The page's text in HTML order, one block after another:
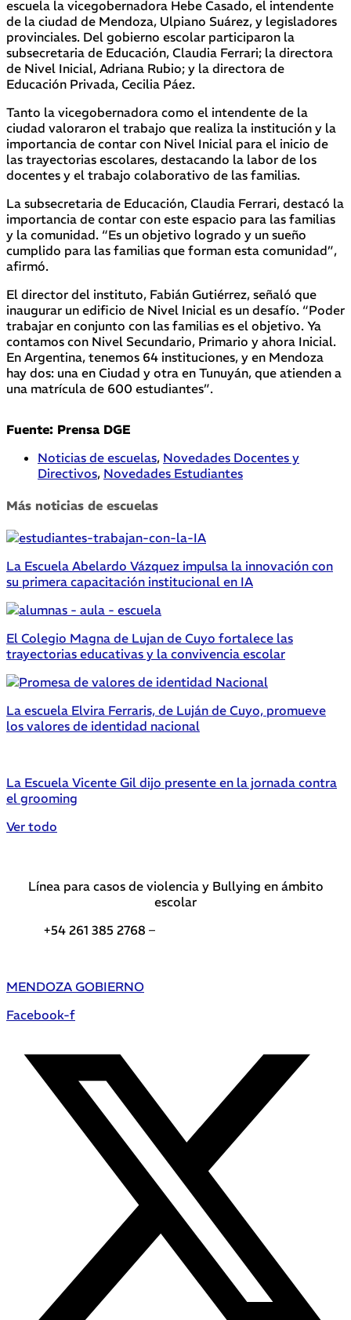
escuela la vicegobernadora Hebe Casado, el intendente
de la ciudad de Mendoza, Ulpiano Suárez, y legisladores
provinciales. Del gobierno escolar participaron la
subsecretaria de Educación, Claudia Ferrari; la directora
de Nivel Inicial, Adriana Rubio; y la directora de
Educación Privada, Cecilia Páez.
Tanto la vicegobernadora como el intendente de la
ciudad valoraron el trabajo que realiza la institución y la
importancia de contar con Nivel Inicial para el inicio de
las trayectorias escolares, destacando la labor de los
docentes y el trabajo colaborativo de las familias.
La subsecretaria de Educación, Claudia Ferrari, destacó la
importancia de contar con este espacio para las familias
y la comunidad. “Es un objetivo logrado y un sueño
cumplido para las familias que forman esta comunidad”,
afirmó.
El director del instituto, Fabián Gutiérrez, señaló que
inaugurar un edificio de Nivel Inicial es un desafío. “Poder
trabajar en conjunto con las familias es el objetivo. Ya
contamos con Nivel Secundario, Primario y ahora Inicial.
En Argentina, tenemos 64 instituciones, y en Mendoza
hay dos: una en Ciudad y otra en Tunuyán, que atienden a
una matrícula de 600 estudiantes”.
Fuente: Prensa DGE
Noticias de escuelas, Novedades Docentes y
Directivos, Novedades Estudiantes
Más noticias de escuelas
La Escuela Abelardo Vázquez impulsa la innovación con
su primera capacitación institucional en IA
El Colegio Magna de Lujan de Cuyo fortalece las
trayectorias educativas y la convivencia escolar
La escuela Elvira Ferraris, de Luján de Cuyo, promueve
los valores de identidad nacional
La Escuela Vicente Gil dijo presente en la jornada contra
el grooming
Ver todo
Línea para casos de violencia y Bullying en ámbito
escolar
+54 261 385 2768 –
MENDOZA GOBIERNO
Facebook-f